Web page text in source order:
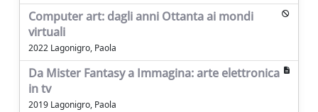
Computer art: dagli anni Ottanta ai mondi
virtuali
2022 Lagonigro, Paola
Da Mister Fantasy a Immagina: arte elettronica
in tv
2019 Lagonigro, Paola